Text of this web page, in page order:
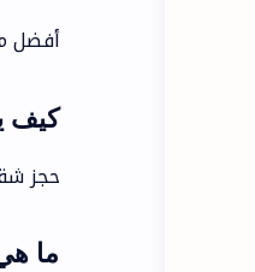
أفضل
كيف
حجز
ما